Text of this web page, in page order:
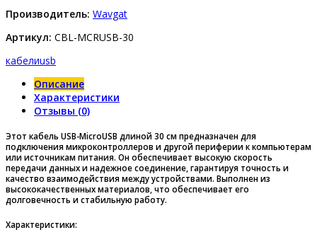
Производитель: Wavgat
Артикул: CBL-MCRUSB-30
кабелиusb
Описание
Характеристики
Отзывы (0)
Этот кабель USB-MicroUSB длиной 30 см предназначен для
подключения микроконтроллеров и другой периферии к компьютерам
или источникам питания. Он обеспечивает высокую скорость
передачи данных и надежное соединение, гарантируя точность и
качество взаимодействия между устройствами. Выполнен из
высококачественных материалов, что обеспечивает его
долговечность и стабильную работу.
Характеристики: